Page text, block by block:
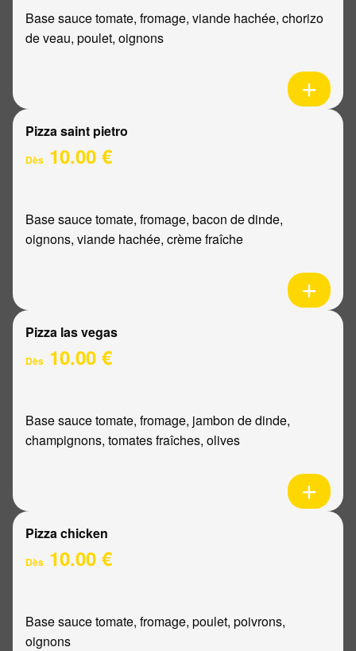
Base sauce tomate, fromage, viande hachée, chorizo
de veau, poulet, oignons
Pizza saint pietro
Dès 10.00 €
Base sauce tomate, fromage, bacon de dinde,
oignons, viande hachée, crème fraîche
Pizza las vegas
Dès 10.00 €
Base sauce tomate, fromage, jambon de dinde,
champignons, tomates fraîches, olives
Pizza chicken
Dès 10.00 €
Base sauce tomate, fromage, poulet, poivrons,
oignons